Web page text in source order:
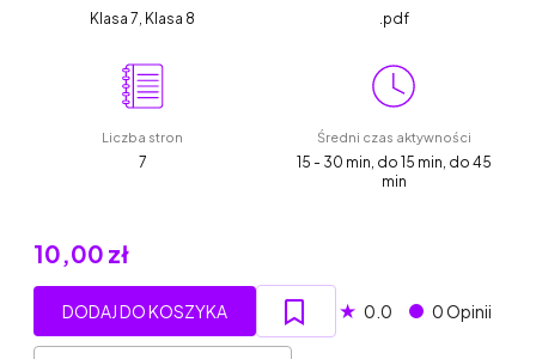
Klasa 7, Klasa 8 .pdf
Liczba stron
7
Średni czas aktywności
15 - 30 min, do 15 min, do 45
min
10,00 zł
DODAJ DO KOSZYKA ★ 0.0 0 Opinii